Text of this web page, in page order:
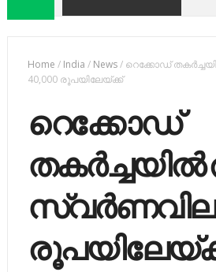
Home / India / News/ റെക്കോഡ്
40,000 രൂപയിലേയ്ക്ക്
റെക്കോഡ്
സ്വര്‍ണവില